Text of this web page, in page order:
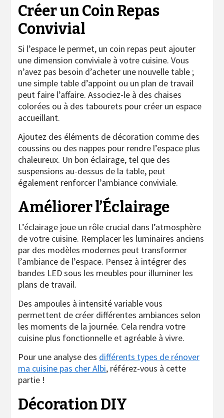
Créer un Coin Repas
Convivial
Si l’espace le permet, un coin repas peut ajouter
une dimension conviviale à votre cuisine. Vous
n’avez pas besoin d’acheter une nouvelle table ;
une simple table d’appoint ou un plan de travail
peut faire l’affaire. Associez-le à des chaises
colorées ou à des tabourets pour créer un espace
accueillant.
Ajoutez des éléments de décoration comme des
coussins ou des nappes pour rendre l’espace plus
chaleureux. Un bon éclairage, tel que des
suspensions au-dessus de la table, peut
également renforcer l’ambiance conviviale.
Améliorer l’Éclairage
L’éclairage joue un rôle crucial dans l’atmosphère
de votre cuisine. Remplacer les luminaires anciens
par des modèles modernes peut transformer
l’ambiance de l’espace. Pensez à intégrer des
bandes LED sous les meubles pour illuminer les
plans de travail.
Des ampoules à intensité variable vous
permettent de créer différentes ambiances selon
les moments de la journée. Cela rendra votre
cuisine plus fonctionnelle et agréable à vivre.
Pour une analyse des différents types de rénover
ma cuisine pas cher Albi, référez-vous à cette
partie !
Décoration DIY